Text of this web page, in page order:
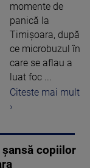
momente de
panică la
Timișoara, după
ce microbuzul în
care se aflau a
luat foc ...
Citeste mai mult
›
copiilor